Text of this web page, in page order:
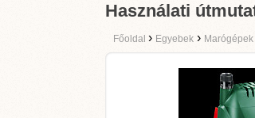
Használati
Főoldal › Egyebek › Marógépek